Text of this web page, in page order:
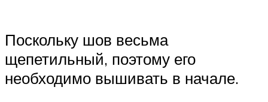
Поскольку шов весьма
щепетильный, поэтому его
необходимо вышивать в начале.